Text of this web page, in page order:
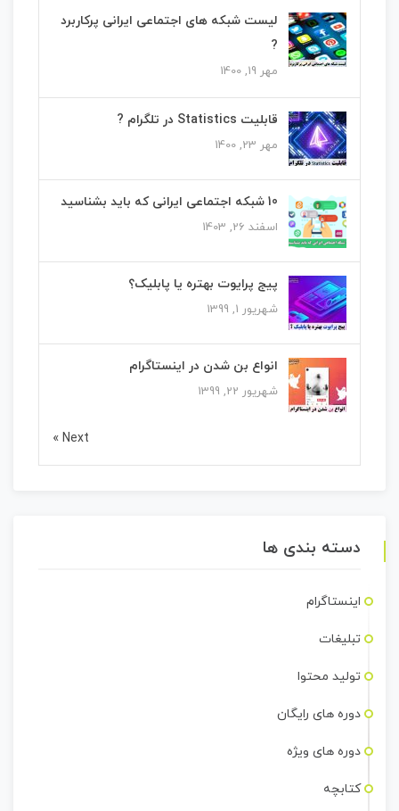
لیست شبکه های اجتماعی ایرانی پرکاربرد
?
مهر 19, 1400
قابلیت Statistics در تلگرام ?
مهر 23, 1400
10 شبکه اجتماعی ایرانی که باید بشناسید
اسفند 26, 1403
پیج پرایوت بهتره یا پابلیک؟
شهریور 1, 1399
انواع بن شدن در اینستاگرام
شهریور 22, 1399
Next »
دسته بندی ها
اینستاگرام
تبلیغات
تولید محتوا
دوره های رایگان
دوره های ویژه
کتابچه